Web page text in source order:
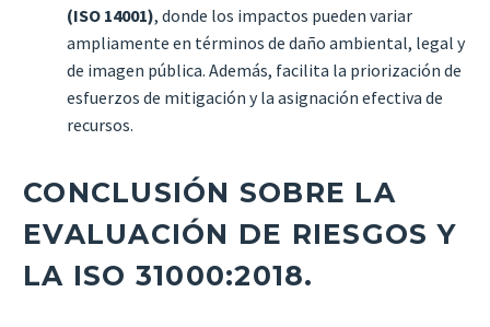
(ISO 14001), donde los impactos pueden variar
ampliamente en términos de daño ambiental, legal y
de imagen pública. Además, facilita la priorización de
esfuerzos de mitigación y la asignación efectiva de
recursos.
CONCLUSIÓN SOBRE LA
EVALUACIÓN DE RIESGOS Y
LA ISO 31000:2018.